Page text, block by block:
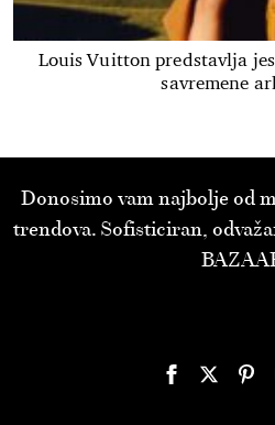
Louis Vuitton predstavlja
savremene
Donosimo vam najbolje od
trendova. Sofisticiran,